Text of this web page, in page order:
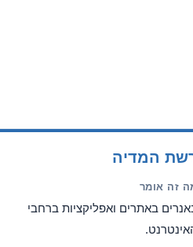
המדיה
זה אומר
באתרים ואפליקציות ברחבי